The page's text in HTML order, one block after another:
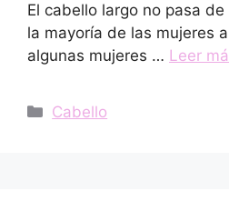
El cabello largo no pasa
la mayoría de las mujeres
algunas mujeres … Leer
Categorías
Cabello